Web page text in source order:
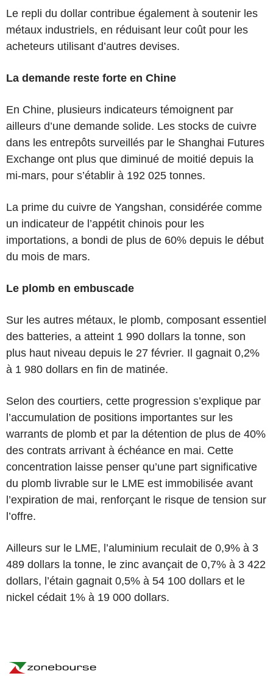
Le repli du dollar contribue également à soutenir les
métaux industriels, en réduisant leur coût pour les
acheteurs utilisant d’autres devises.
La demande reste forte en Chine
En Chine, plusieurs indicateurs témoignent par
ailleurs d’une demande solide. Les stocks de cuivre
dans les entrepôts surveillés par le Shanghai Futures
Exchange ont plus que diminué de moitié depuis la
mi-mars, pour s’établir à 192 025 tonnes.
La prime du cuivre de Yangshan, considérée comme
un indicateur de l’appétit chinois pour les
importations, a bondi de plus de 60% depuis le début
du mois de mars.
Le plomb en embuscade
Sur les autres métaux, le plomb, composant essentiel
des batteries, a atteint 1 990 dollars la tonne, son
plus haut niveau depuis le 27 février. Il gagnait 0,2%
à 1 980 dollars en fin de matinée.
Selon des courtiers, cette progression s’explique par
l’accumulation de positions importantes sur les
warrants de plomb et par la détention de plus de 40%
des contrats arrivant à échéance en mai. Cette
concentration laisse penser qu’une part significative
du plomb livrable sur le LME est immobilisée avant
l’expiration de mai, renforçant le risque de tension sur
l’offre.
Ailleurs sur le LME, l’aluminium reculait de 0,9% à 3
489 dollars la tonne, le zinc avançait de 0,7% à 3 422
dollars, l’étain gagnait 0,5% à 54 100 dollars et le
nickel cédait 1% à 19 000 dollars.